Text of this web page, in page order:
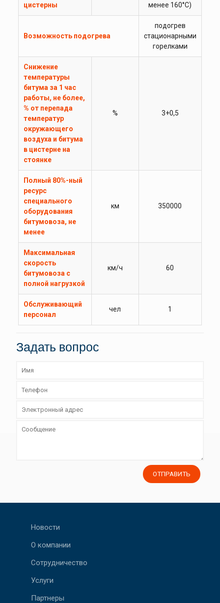
цистерны
менее 160°С)
Возможность подогрева
подогрев
стационарными
горелками
Снижение
температуры
битума за 1 час
работы, не более,
% от перепада
температур
окружающего
воздуха и битума
в цистерне на
стоянке
% 3+0,5
Полный 80%-ный
ресурс
специального
оборудования
битумовоза, не
менее
км 350000
Максимальная
скорость
битумовоза с
полной нагрузкой
км/ч 60
Обслуживающий
персонал
чел 1
Задать вопрос
Новости
О компании
Сотрудничество
Услуги
Партнеры